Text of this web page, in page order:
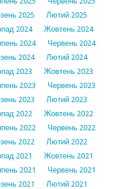
2025
Лютий 2025
2024
Жовтень 2024
2024
Червень 2024
2024
Лютий 2024
2023
Жовтень 2023
2023
Червень 2023
2023
Лютий 2023
2022
Жовтень 2022
2022
Червень 2022
2022
Лютий 2022
2021
Жовтень 2021
2021
Червень 2021
2021
Лютий 2021